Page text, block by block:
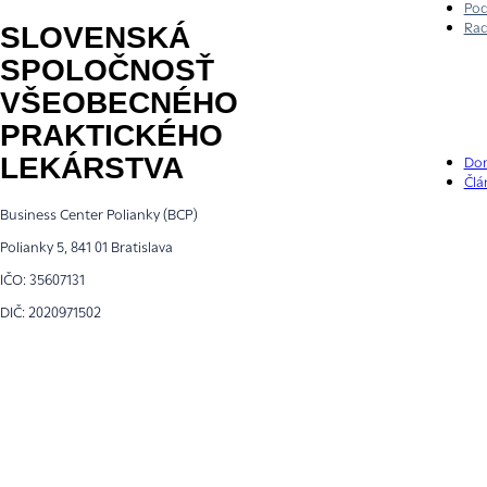
SLOVENSKÁ
SPOLOČNOSŤ
VŠEOBECNÉHO
PRAKTICKÉHO
LEKÁRSTVA
Business Center Polianky (BCP)
Polianky 5, 841 01 Bratislava
IČO: 35607131
DIČ: 2020971502